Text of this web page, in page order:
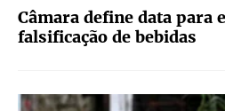
Câmara define data para
falsificação de bebidas